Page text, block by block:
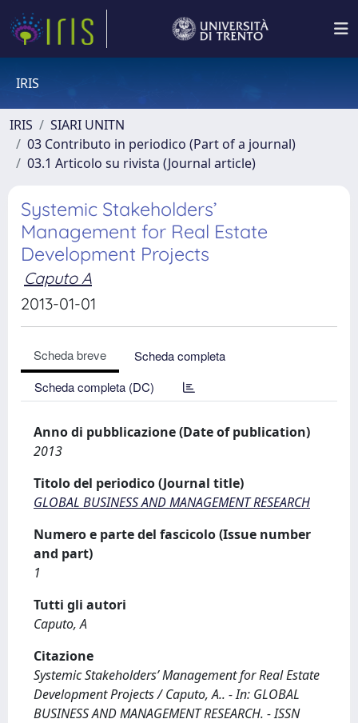
IRIS
IRIS
SIARI UNITN
03 Contributo in periodico (Part of a journal)
03.1 Articolo su rivista (Journal article)
Systemic Stakeholders’
Management for Real Estate
Development Projects
Caputo A
2013-01-01
Scheda breve
Scheda completa
Scheda completa (DC)
Anno di pubblicazione (Date of publication)
2013
Titolo del periodico (Journal title)
GLOBAL BUSINESS AND MANAGEMENT RESEARCH
Numero e parte del fascicolo (Issue number
and part)
1
Tutti gli autori
Caputo, A
Citazione
Systemic Stakeholders’ Management for Real Estate
Development Projects / Caputo, A.. - In: GLOBAL
BUSINESS AND MANAGEMENT RESEARCH. - ISSN